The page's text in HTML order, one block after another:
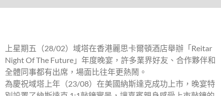
上星期五（28/02）域塔在香港麗思卡爾頓酒店舉辦「Reitar
Night Of The Future」年度晚宴，許多業界好友、合作夥伴和
全體同事都有出席，場面比往年更熱鬧。
為慶祝域塔上年（23/08）在美國納斯達克成功上市，晚宴特